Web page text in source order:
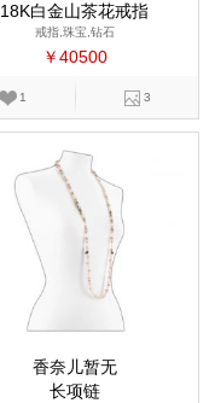
18K白金山茶花戒指
戒指,珠宝,钻石
￥40500
1 3
香奈儿暂无
长项链